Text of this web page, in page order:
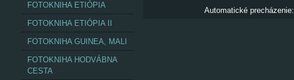
Automatické precházenie:
FOTOKNIHA ETIÓPIA
FOTOKNIHA ETIÓPIA II
FOTOKNIHA GUINEA, MALI
FOTOKNIHA HODVÁBNA
CESTA